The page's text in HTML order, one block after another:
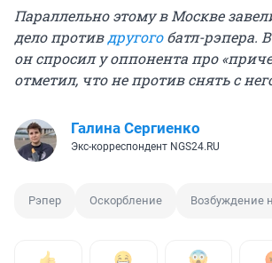
Параллельно этому в Москве
дело противдругогобатл-рэпера.
он спросил у оппонента про
отметил, что не против снять с
Галина Сергиенко
Экс-корреспондент NGS24.RU
Рэпер Оскорбление Возбуждение